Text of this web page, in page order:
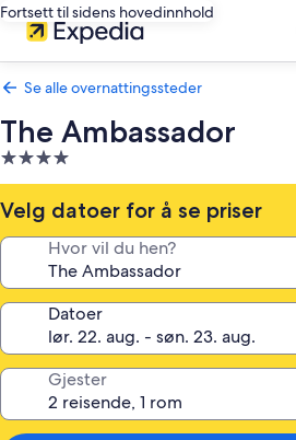
Fortsett til sidens hovedinnhold
Se alle overnattingssteder
The Ambassador
Overnattingssted
med
4.0
stjerner
Velg datoer for å se priser
Hvor vil du hen?
Datoer
Gjester